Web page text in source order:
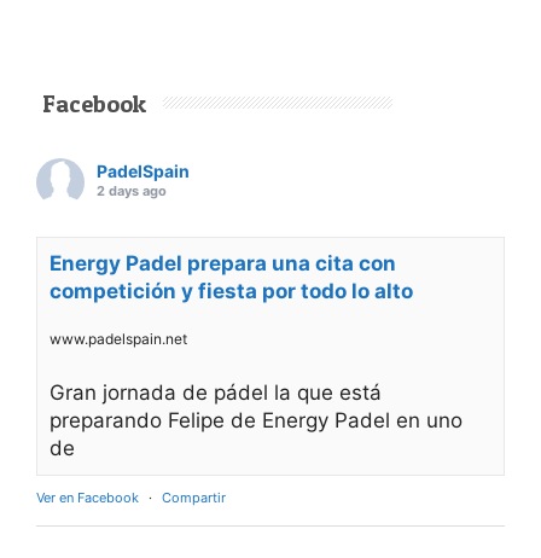
Facebook
PadelSpain
2 days ago
Energy Padel prepara una cita con
competición y fiesta por todo lo alto
www.padelspain.net
Gran jornada de pádel la que está
preparando Felipe de Energy Padel en uno
de
Ver en Facebook · Compartir